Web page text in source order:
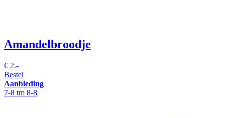
Amandelbroodje
€ 2.-
Bestel
Aanbieding
7-8 tm 8-8